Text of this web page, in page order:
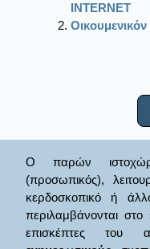
ΙΝΤΕRΝΕΤ
Ο παρών
(προσωπικός),
κερδοσκοπικό ή
περιλαμβάνονται
επισκέπτες του